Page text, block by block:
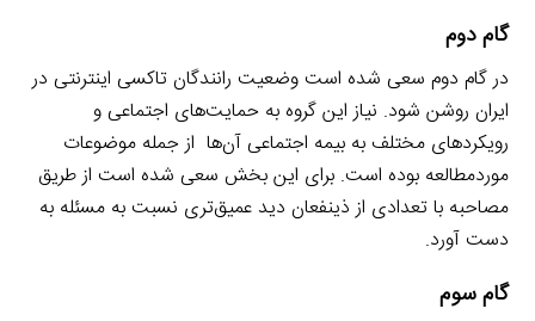
گام دوم
در گام دوم سعی شده است وضعیت رانندگان تاکسی اینترنتی در
ایران روشن شود. نیاز این گروه به حمایت‌های اجتماعی و
رویکردهای مختلف به بیمه اجتماعی آن‌ها از جمله موضوعات
موردمطالعه بوده است. برای این بخش سعی شده است از طریق
مصاحبه با تعدادی از ذینفعان دید عمیق‌تری نسبت به مسئله به
دست آورد.
گام سوم